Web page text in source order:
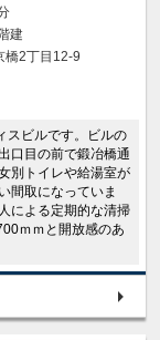
建
橋2丁目12-9
スビルです。ビルの
口目の前で鍛冶橋通
別トイレや給湯室が
間取になっていま
による定期的な清掃
ｍｍと開放感のあ